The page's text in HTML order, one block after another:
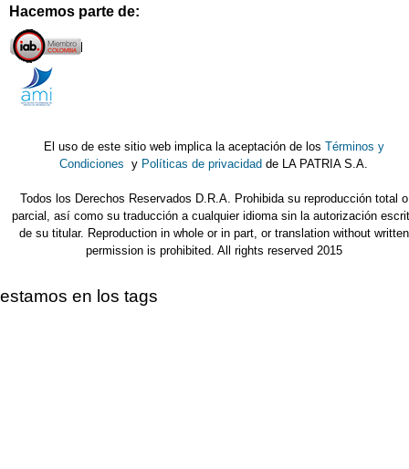
Hacemos parte de:
El uso de este sitio web implica la aceptación de los Términos y
Condiciones y Políticas de privacidad de LA PATRIA S.A.
Todos los Derechos Reservados D.R.A. Prohibida su reproducción total o
parcial, así como su traducción a cualquier idioma sin la autorización
de su titular. Reproduction in whole or in part, or translation without written
permission is prohibited. All rights reserved 2015
estamos en los tags